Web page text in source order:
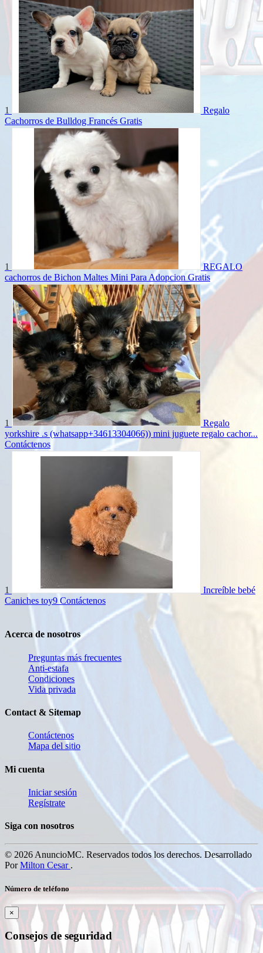
1
Regalo
Cachorros de Bulldog Francés Gratis
1
REGALO
cachorros de Bichon Maltes Mini Para Adopcion Gratis
1
Regalo
yorkshire .s (whatsapp+34613304066)) mini juguete regalo cachor...
Contáctenos
1
Increíble bebé
Caniches toy9 Contáctenos
Acerca de nosotros
Preguntas más frecuentes
Anti-estafa
Condiciones
Vida privada
Contact & Sitemap
Contáctenos
Mapa del sitio
Mi cuenta
Iniciar sesión
Regístrate
Siga con nosotros
© 2026 AnuncioMC. Reservados todos los derechos. Desarrollado
PorMilton Cesar .
Número de teléfono
×
Consejos de seguridad